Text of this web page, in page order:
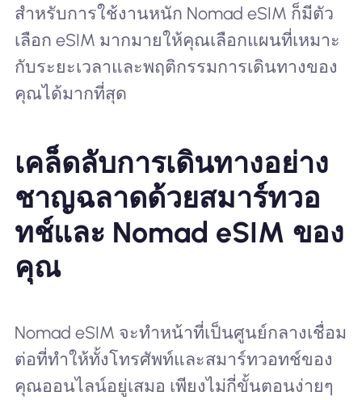
สำหรับการใช้งานหนัก Nomad eSIM ก็มีตัว
เลือก eSIM มากมายให้คุณเลือกแผนที่เหมาะ
กับระยะเวลาและพฤติกรรมการเดินทางของ
คุณได้มากที่สุด
เคล็ดลับการเดินทางอย่าง
ชาญฉลาดด้วยสมาร์ทวอ
ทช์และ Nomad eSIM ของ
คุณ
Nomad eSIM จะทำหน้าที่เป็นศูนย์กลางเชื่อม
ต่อที่ทำให้ทั้งโทรศัพท์และสมาร์ทวอทช์ของ
คุณออนไลน์อยู่เสมอ เพียงไม่กี่ขั้นตอนง่ายๆ